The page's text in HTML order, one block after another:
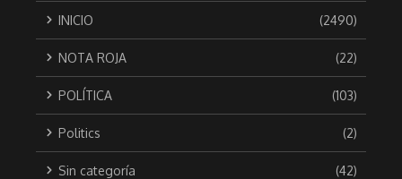
INICIO (2490)
NOTA ROJA (22)
POLÍTICA (103)
Politics (2)
Sin categoría (42)